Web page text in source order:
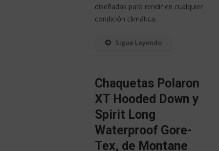
diseñadas para rendir en cualquier
condición climática.
Sigue Leyendo
Chaquetas Polaron
XT Hooded Down y
Spirit Long
Waterproof Gore-
Tex, de Montane